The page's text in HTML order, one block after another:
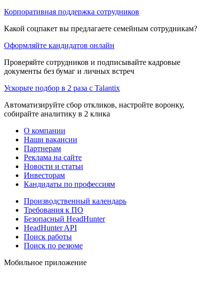
Корпоративная поддержка сотрудников
Какой соцпакет вы предлагаете семейным сотрудникам?
Оформляйте кандидатов онлайн
Проверяйте сотрудников и подписывайте кадровые
документы без бумаг и личных встреч
Ускорьте подбор в 2 раза с Talantix
Автоматизируйте сбор откликов, настройте воронку,
собирайте аналитику в 2 клика
О компании
Наши вакансии
Партнерам
Реклама на сайте
Новости и статьи
Инвесторам
Кандидаты по профессиям
Производственный календарь
Требования к ПО
Безопасный HeadHunter
HeadHunter API
Поиск работы
Поиск по резюме
Мобильное приложение